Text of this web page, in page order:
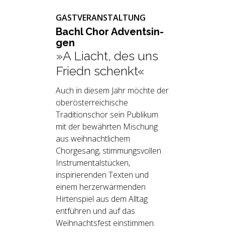
GASTVERANSTALTUNG
Bachl Chor Ad­vent­sin­
gen
»A Liacht, des uns
Friedn schenkt«
Auch in diesem Jahr möchte der
oberösterreichische
Traditionschor sein Publikum
mit der bewährten Mischung
aus weihnachtlichem
Chorgesang, stimmungsvollen
Instrumentalstücken,
inspirierenden Texten und
einem herzerwärmenden
Hirtenspiel aus dem Alltag
entführen und auf das
Weihnachtsfest einstimmen.